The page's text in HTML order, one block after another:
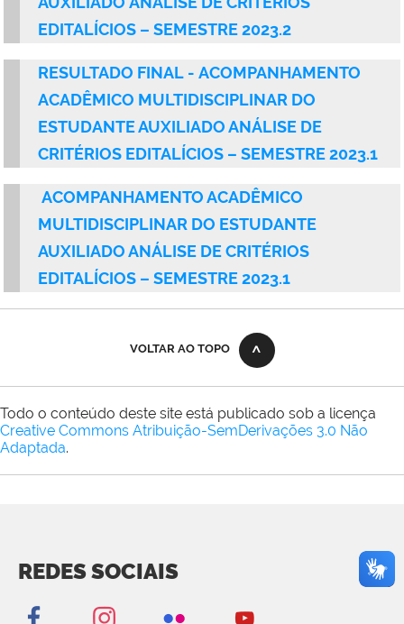
EDITALÍCIOS – SEMESTRE 2023.2
RESULTADO FINAL - ACOMPANHAMENTO
ACADÊMICO MULTIDISCIPLINAR DO
ESTUDANTE AUXILIADO ANÁLISE DE
CRITÉRIOS EDITALÍCIOS – SEMESTRE 2023.1
ACOMPANHAMENTO ACADÊMICO
MULTIDISCIPLINAR DO ESTUDANTE
AUXILIADO ANÁLISE DE CRITÉRIOS
EDITALÍCIOS – SEMESTRE 2023.1
VOLTAR AO TOPO
Todo o conteúdo deste site está publicado sob a licença
Creative Commons Atribuição-SemDerivações 3.0 Não
Adaptada.
REDES SOCIAIS